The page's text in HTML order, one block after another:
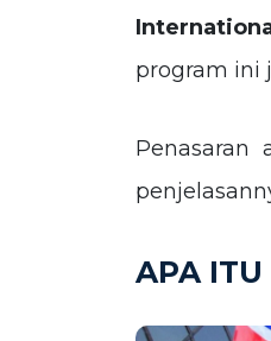
program ini
Penasaran
APA ITU